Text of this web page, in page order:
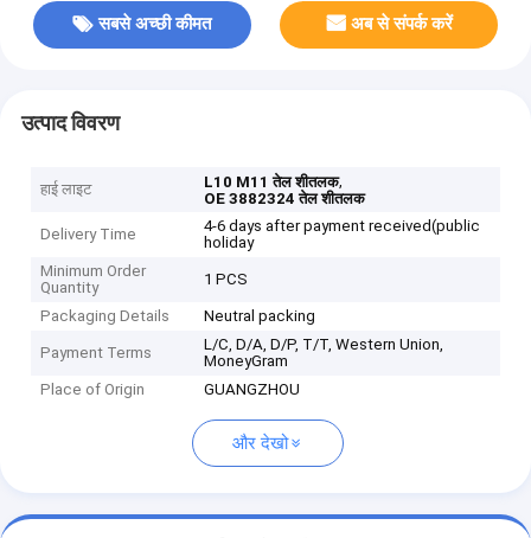
सबसे अच्छी कीमत अब से संपर्क करें
उत्पाद विवरण
हाई लाइट L10 M11 तेल शीतलक,
OE 3882324 तेल शीतलक
Delivery Time
4-6 days after payment received(public
holiday
Minimum Order
Quantity
1 PCS
Packaging Details Neutral packing
Payment Terms
L/C, D/A, D/P, T/T, Western Union,
MoneyGram
Place of Origin
GUANGZHOU
और देखो